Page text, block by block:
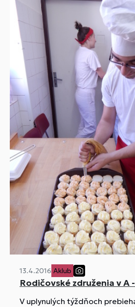
13.4.2016 Aklub
Rodičovské združenia v A
V uplynulých týždňoch